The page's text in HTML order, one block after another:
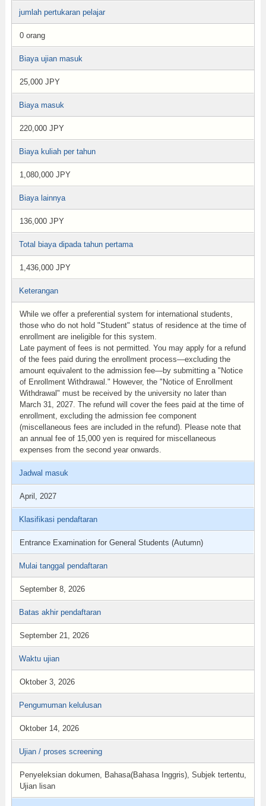
jumlah pertukaran pelajar
0 orang
Biaya ujian masuk
25,000 JPY
Biaya masuk
220,000 JPY
Biaya kuliah per tahun
1,080,000 JPY
Biaya lainnya
136,000 JPY
Total biaya dipada tahun pertama
1,436,000 JPY
Keterangan
While we offer a preferential system for international students,
those who do not hold "Student" status of residence at the time of
enrollment are ineligible for this system.
Late payment of fees is not permitted. You may apply for a refund
of the fees paid during the enrollment process—excluding the
amount equivalent to the admission fee—by submitting a "Notice
of Enrollment Withdrawal." However, the "Notice of Enrollment
Withdrawal" must be received by the university no later than
March 31, 2027. The refund will cover the fees paid at the time of
enrollment, excluding the admission fee component
(miscellaneous fees are included in the refund). Please note that
an annual fee of 15,000 yen is required for miscellaneous
expenses from the second year onwards.
Jadwal masuk
April, 2027
Klasifikasi pendaftaran
Entrance Examination for General Students (Autumn)
Mulai tanggal pendaftaran
September 8, 2026
Batas akhir pendaftaran
September 21, 2026
Waktu ujian
Oktober 3, 2026
Pengumuman kelulusan
Oktober 14, 2026
Ujian / proses screening
Penyeleksian dokumen, Bahasa(Bahasa Inggris), Subjek tertentu,
Ujian lisan